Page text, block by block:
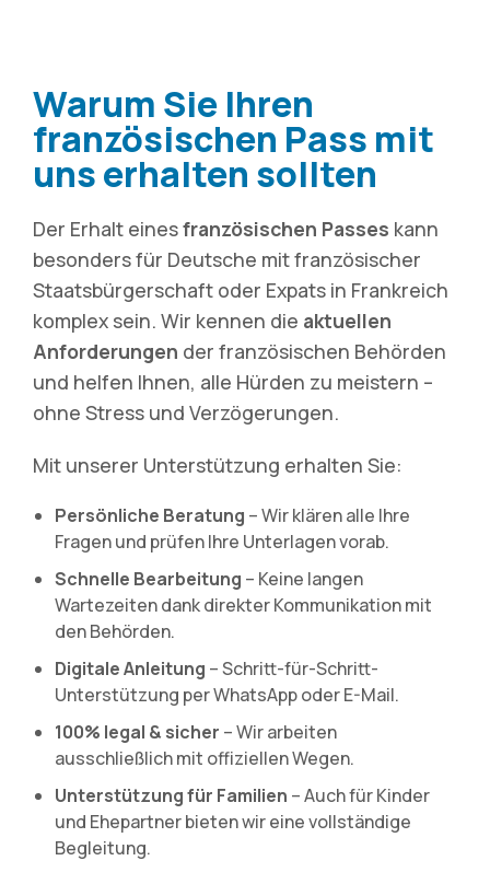
Warum Sie Ihren
französischen Pass mit
uns erhalten sollten
Der Erhalt einesfranzösischen Passes kann
besonders für Deutsche mit französischer
Staatsbürgerschaft oder Expats in Frankreich
komplex sein. Wir kennen die aktuellen
Anforderungen der französischen Behörden
und helfen Ihnen, alle Hürden zu meistern –
ohne Stress und Verzögerungen.
Mit unserer Unterstützung erhalten Sie:
Persönliche Beratung – Wir klären alle Ihre
Fragen und prüfen Ihre Unterlagen vorab.
Schnelle Bearbeitung – Keine langen
Wartezeiten dank direkter Kommunikation mit
den Behörden.
Digitale Anleitung – Schritt-für-Schritt-
Unterstützung per WhatsApp oder E-Mail.
100% legal & sicher – Wir arbeiten
ausschließlich mit offiziellen Wegen.
Unterstützung für Familien – Auch für Kinder
und Ehepartner bieten wir eine vollständige
Begleitung.